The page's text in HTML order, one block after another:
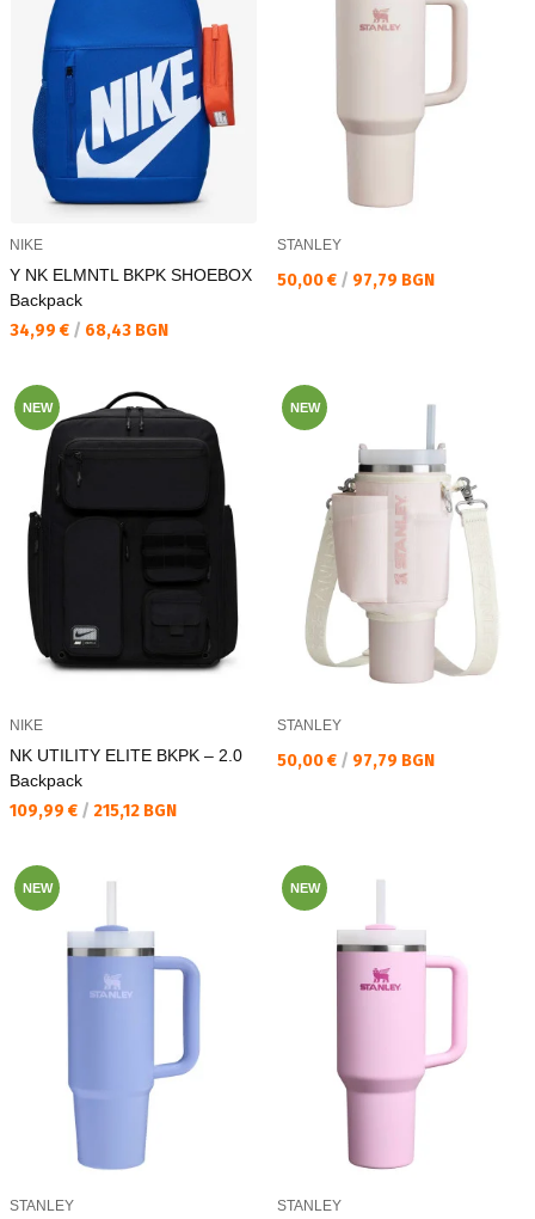
NIKE
Y NK ELMNTL BKPK SHOEBOX
Backpack
Текуща цена:
34,99 € / 68,43 BGN
STANLEY
Текуща цена:
50,00 € / 97,79 BGN
NEW
NIKE
NK UTILITY ELITE BKPK – 2.0
Backpack
Текуща цена:
109,99 € / 215,12 BGN
NEW
STANLEY
Текуща цена:
50,00 € / 97,79 BGN
NEW
STANLEY
NEW
STANLEY